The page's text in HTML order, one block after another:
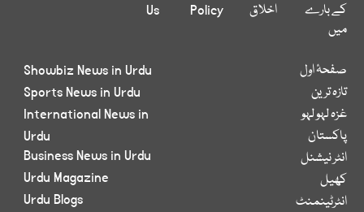
کے بارے
میں
اخلاق Policy
Us
صفحۂ اول
تازہ ترین
غزہ لہو لہو
پاکستان
انٹر نیشنل
کھیل
انٹرٹینمنٹ
Showbiz News in Urdu
Sports News in Urdu
International News in
Urdu
Business News in Urdu
Urdu Magazine
Urdu Blogs